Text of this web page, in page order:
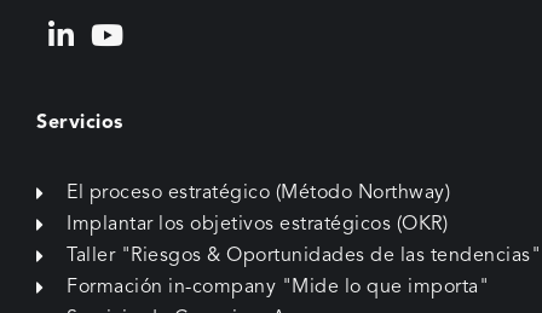
Servicios
El proceso estratégico (Método Northway)
Implantar los objetivos estratégicos (OKR)
Taller "Riesgos & Oportunidades de las tendencias"
Formación in-company "Mide lo que importa"